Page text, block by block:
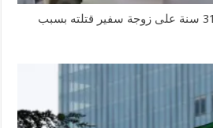
البرازيل.. الحكم بالسجن 31 سنة على زوجة سفير قتلته بسبب